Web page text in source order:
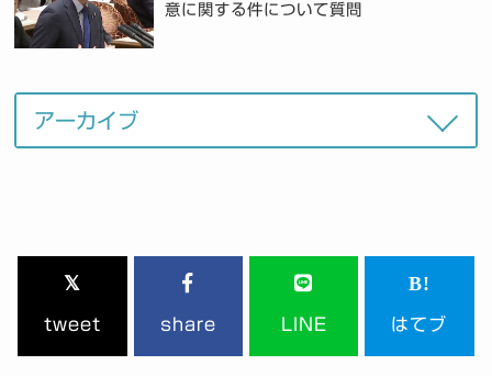
意に関する件について質問
tweet share LINE はてブ